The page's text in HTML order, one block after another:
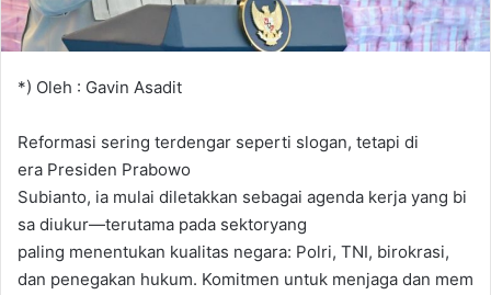
*) Oleh : Gavin Asadit
Reformasi sering terdengar seperti slogan, tetapi di
era Presiden Prabowo
Subianto, ia mulai diletakkan sebagai agenda kerja yang bi
sa diukur—terutama pada sektoryang
paling menentukan kualitas negara: Polri, TNI, birokrasi,
dan penegakan hukum. Komitmen untuk menjaga dan mem